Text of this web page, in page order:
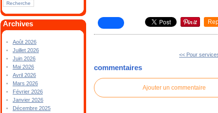
Archives
Août 2026
Juillet 2026
Juin 2026
Mai 2026
Avril 2026
Mars 2026
Février 2026
Janvier 2026
Décembre 2025
<< Pour
commentaires
Ajouter un commentaire